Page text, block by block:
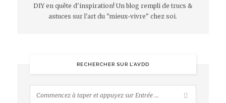
DIY en quête d'inspiration! Un blog rempli de trucs &
astuces sur l'art du "mieux-vivre" chez soi.
RECHERCHER SUR L’AVDD